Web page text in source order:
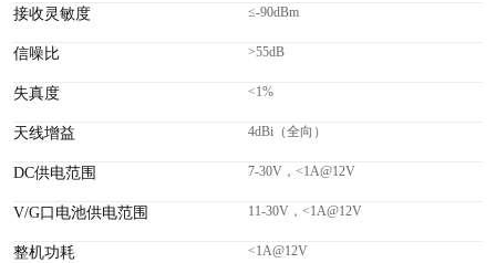
接收灵敏度 ≤-90dBm
信噪比 >55dB
失真度 <1%
天线增益 4dBi（全向）
DC供电范围 7-30V，<1A@12V
V/G口电池供电范围 11-30V，<1A@12V
整机功耗 <1A@12V